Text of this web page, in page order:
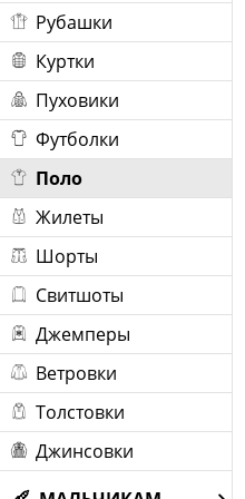
Рубашки
Куртки
Пуховики
Футболки
Поло
Жилеты
Шорты
Свитшоты
Джемперы
Ветровки
Толстовки
Джинсовки